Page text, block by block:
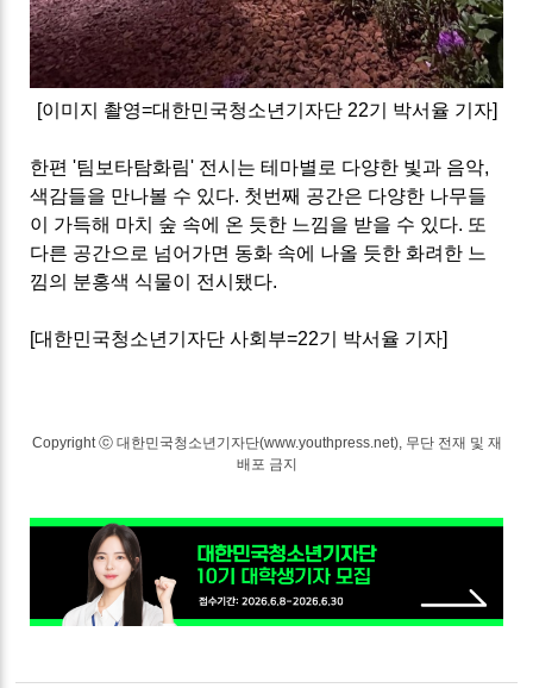
[이미지 촬영=대한민국청소년기자단 22기 박서율 기자]
한편 '팀보타탐화림' 전시는 테마별로 다양한 빛과 음악,
색감들을 만나볼 수 있다. 첫번째 공간은 다양한 나무들
이 가득해 마치 숲 속에 온 듯한 느낌을 받을 수 있다. 또
다른 공간으로 넘어가면 동화 속에 나올 듯한 화려한 느
낌의 분홍색 식물이 전시됐다.
[대한민국청소년기자단 사회부=22기 박서율 기자]
Copyright ⓒ 대한민국청소년기자단(www.youthpress.net), 무단 전재 및 재
배포 금지